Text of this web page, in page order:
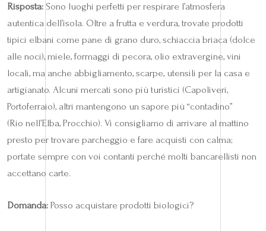
Risposta: Sono luoghi perfetti per respirare l’atmosfera
autentica dell’isola. Oltre a frutta e verdura, trovate prodotti
tipici elbani come pane di grano duro, schiaccia briaca (dolce
alle noci), miele, formaggi di pecora, olio extravergine, vini
locali, ma anche abbigliamento, scarpe, utensili per la casa e
artigianato. Alcuni mercati sono più turistici (Capoliveri,
Portoferraio), altri mantengono un sapore più “contadino”
(Rio nell’Elba, Procchio). Vi consigliamo di arrivare al mattino
presto per trovare parcheggio e fare acquisti con calma;
portate sempre con voi contanti perché molti bancarellisti non
accettano carte.
Domanda: Posso acquistare prodotti biologici?